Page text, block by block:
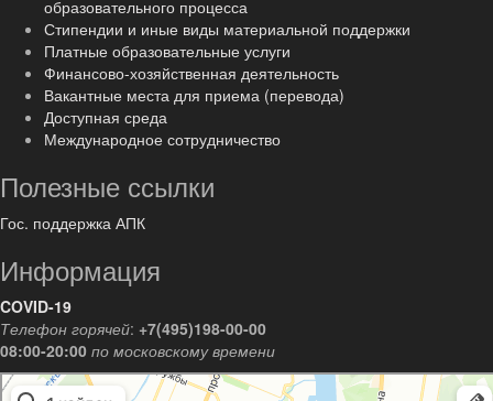
образовательного процесса
Стипендии и иные виды материальной поддержки
Платные образовательные услуги
Финансово-хозяйственная деятельность
Вакантные места для приема (перевода)
Доступная среда
Международное сотрудничество
Полезные ссылки
Гос. поддержка АПК
Информация
COVID-19
Телефон горячей: +7(495)198-00-00
08:00-20:00 по московскому времени